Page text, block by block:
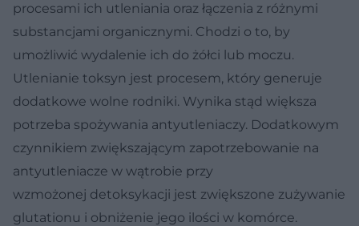
procesami ich utleniania oraz łączenia z różnymi
substancjami organicznymi. Chodzi o to, by
umożliwić wydalenie ich do żółci lub moczu.
Utlenianie toksyn jest procesem, który generuje
dodatkowe wolne rodniki. Wynika stąd większa
potrzeba spożywania antyutleniaczy. Dodatkowym
czynnikiem zwiększającym zapotrzebowanie na
antyutleniacze w wątrobie przy
wzmożonej detoksykacji jest zwiększone zużywanie
glutationu i obniżenie jego ilości w komórce.